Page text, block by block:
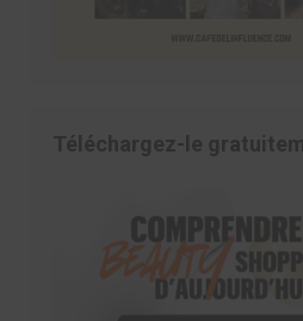
Téléchargez-le